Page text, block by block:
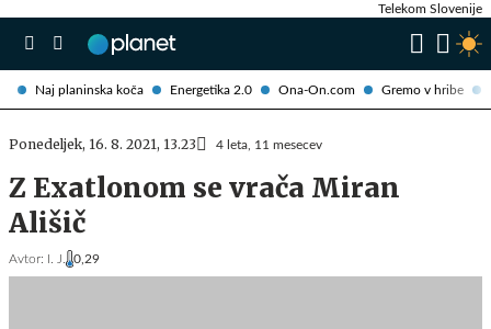
Naj planinska koča Energetika 2.0 Ona-On.com Gremo v hribe
Telekom Slovenije
Ponedeljek, 16. 8. 2021, 13.23 4 leta, 11 mesecev
Z Exatlonom se vrača Miran
Ališič
Avtor: I. J. 0,29